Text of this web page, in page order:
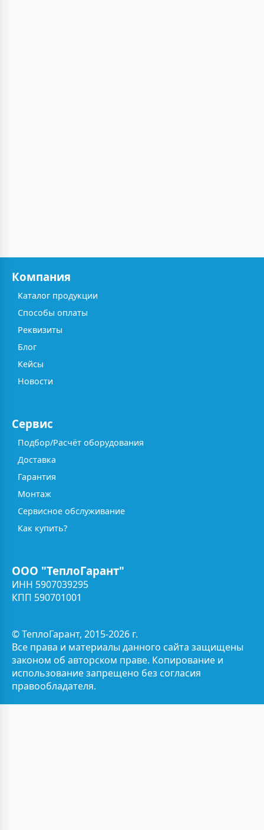
Компания
Каталог продукции
Способы оплаты
Реквизиты
Блог
Кейсы
Новости
Сервис
Подбор/Расчёт оборудования
Доставка
Гарантия
Монтаж
Сервисное обслуживание
Как купить?
ООО "ТеплоГарант"
ИНН 5907039295
КПП 590701001
© ТеплоГарант, 2015-2026 г.
Все права и материалы данного сайта защищены
законом об авторском праве. Копирование и
использование запрещено без согласия
правообладателя.